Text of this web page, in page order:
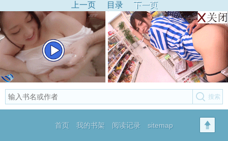
上一页 目录 下一页
首页 我的书架 阅读记录 sitemap